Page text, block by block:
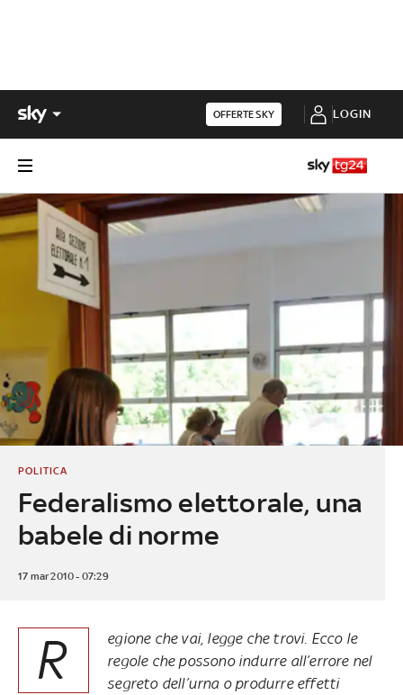
OFFERTE SKY LOGIN
Federalismo elettorale, una
babele di norme
POLITICA
17 mar 2010 - 07:29
R
egione che vai, legge che trovi. Ecco le
regole che possono indurre all’errore nel
segreto dell’urna o produrre effetti